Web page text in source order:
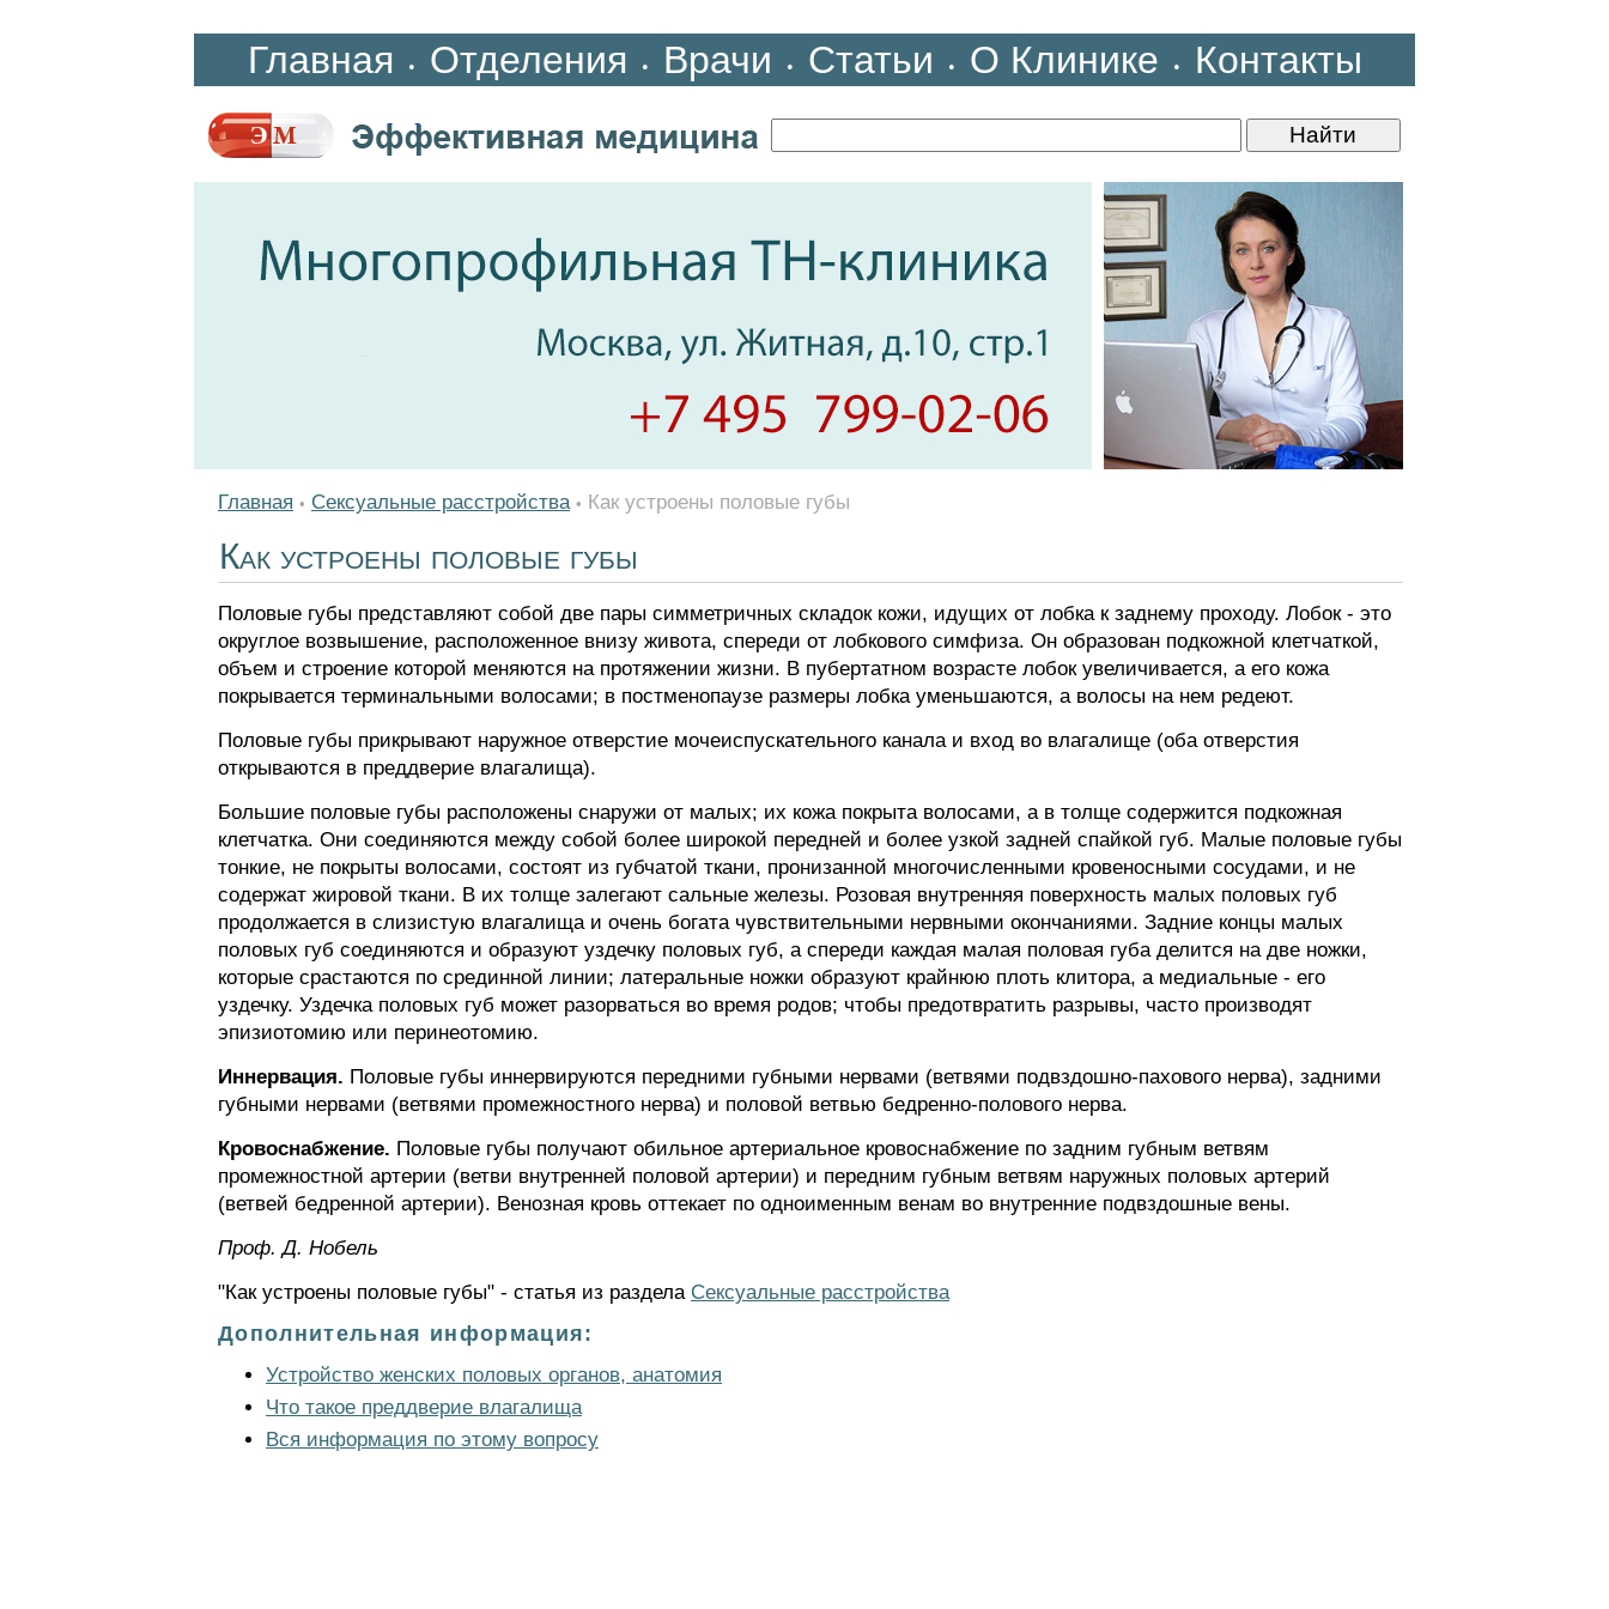
Главная • Отделения • Врачи • Статьи • О Клинике • Контакты
Главная • Сексуальные расстройства • Как устроены половые губы
Как устроены половые губы
Половые губы представляют собой две пары симметричных складок кожи, идущих от лобка к заднему проходу. Лобок - это
округлое возвышение, расположенное внизу живота, спереди от лобкового симфиза. Он образован подкожной клетчаткой,
объем и строение которой меняются на протяжении жизни. В пубертатном возрасте лобок увеличивается, а его кожа
покрывается терминальными волосами; в постменопаузе размеры лобка уменьшаются, а волосы на нем редеют.
Половые губы прикрывают наружное отверстие мочеиспускательного канала и вход во влагалище (оба отверстия
открываются в преддверие влагалища).
Большие половые губы расположены снаружи от малых; их кожа покрыта волосами, а в толще содержится подкожная
клетчатка. Они соединяются между собой более широкой передней и более узкой задней спайкой губ. Малые половые губы
тонкие, не покрыты волосами, состоят из губчатой ткани, пронизанной многочисленными кровеносными сосудами, и не
содержат жировой ткани. В их толще залегают сальные железы. Розовая внутренняя поверхность малых половых губ
продолжается в слизистую влагалища и очень богата чувствительными нервными окончаниями. Задние концы малых
половых губ соединяются и образуют уздечку половых губ, а спереди каждая малая половая губа делится на две ножки,
которые срастаются по срединной линии; латеральные ножки образуют крайнюю плоть клитора, а медиальные - его
уздечку. Уздечка половых губ может разорваться во время родов; чтобы предотвратить разрывы, часто производят
эпизиотомию или перинеотомию.
Иннервация. Половые губы иннервируются передними губными нервами (ветвями подвздошно-пахового нерва), задними
губными нервами (ветвями промежностного нерва) и половой ветвью бедренно-полового нерва.
Кровоснабжение. Половые губы получают обильное артериальное кровоснабжение по задним губным ветвям
промежностной артерии (ветви внутренней половой артерии) и передним губным ветвям наружных половых артерий
(ветвей бедренной артерии). Венозная кровь оттекает по одноименным венам во внутренние подвздошные вены.
Проф. Д. Нобель
"Как устроены половые губы" - статья из раздела Сексуальные расстройства
Дополнительная информация:
Устройство женских половых органов, анатомия
Что такое преддверие влагалища
Вся информация по этому вопросу